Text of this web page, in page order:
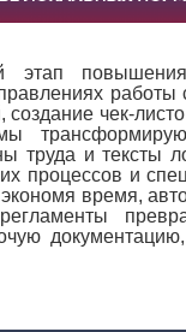
работы
создание чек-
труда и тексты
процессов и
время,